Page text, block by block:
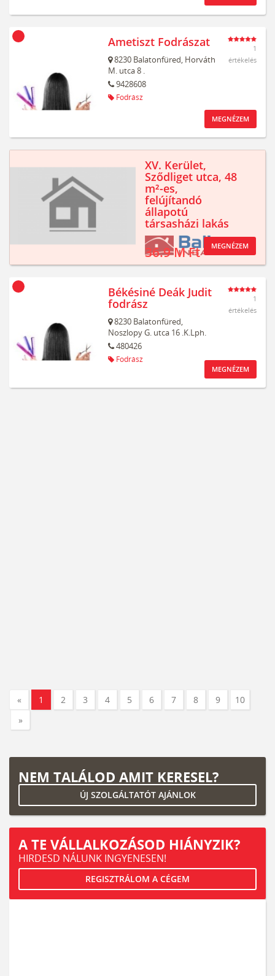
Ametiszt Fodrászat
8230 Balatonfüred, Horváth
M. utca 8 .
9428608
Fodrász
1
értékelés
MEGNÉZEM
XV. Kerület,
Sződliget utca, 48
m²-es,
felújítandó
állapotú
társasházi lakás
36.9 M Ft MEGNÉZEM
Békésiné Deák Judit
fodrász
8230 Balatonfüred,
Noszlopy G. utca 16 .K.Lph.
480426
Fodrász
1
értékelés
MEGNÉZEM
« 1 2 3 4 5 6 7 8 9
10
»
NEM TALÁLOD AMIT KERESEL?
ÚJ SZOLGÁLTATÓT AJÁNLOK
A TE VÁLLALKOZÁSOD HIÁNYZIK?
HIRDESD NÁLUNK INGYENESEN!
REGISZTRÁLOM A CÉGEM